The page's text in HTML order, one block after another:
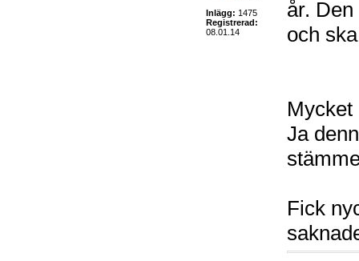
Inlägg: 1475
Registrerad:
08.01.14
år.
och
Ja
Fick